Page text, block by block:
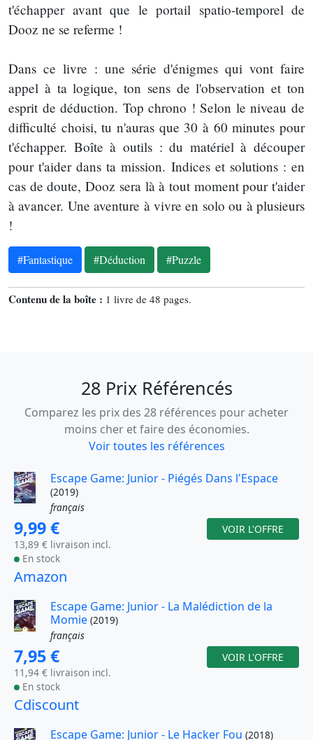
t'échapper avant que le portail spatio-temporel de
Dooz ne se referme !
Dans ce livre : une série d'énigmes qui vont faire
appel à ta logique, ton sens de l'observation et ton
esprit de déduction. Top chrono ! Selon le niveau de
difficulté choisi, tu n'auras que 30 à 60 minutes pour
t'échapper. Boîte à outils : du matériel à découper
pour t'aider dans ta mission. Indices et solutions : en
cas de doute, Dooz sera là à tout moment pour t'aider
à avancer. Une aventure à vivre en solo ou à plusieurs
!
#Fantastique #Déduction #Puzzle
Contenu de la boîte : 1 livre de 48 pages.
28 Prix Référencés
Comparez les prix des 28 références pour acheter
moins cher et faire des économies.
Voir toutes les références
Escape Game: Junior - Piégés Dans l'Espace
(2019)
français
9,99 €
13,89 € livraison incl.
En stock
VOIR L'OFFRE
Amazon
Escape Game: Junior - La Malédiction de la
Momie (2019)
français
7,95 €
11,94 € livraison incl.
En stock
VOIR L'OFFRE
Cdiscount
Escape Game: Junior - Le Hacker Fou (2018)